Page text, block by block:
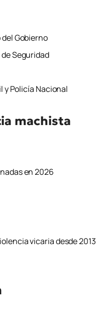
Gobierno
Seguridad
y Policía Nacional
machista
en 2026
vicaria desde 2013